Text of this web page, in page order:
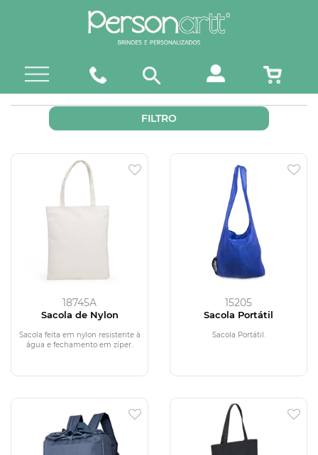
FILTRO
18745A
Sacola de Nylon
Sacola feita em nylon resistente à
água e fechamento em zíper.
15205
Sacola Portátil
Sacola Portátil.